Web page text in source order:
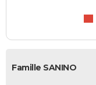
Famille SANINO